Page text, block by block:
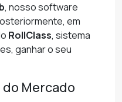
, nosso software
em
RollClass, sistema
ganhar o seu
Mercado